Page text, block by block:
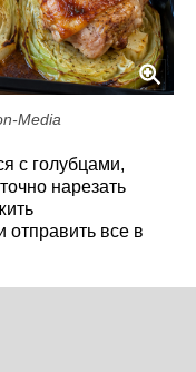
Media
с голубцами,
нарезать
все в